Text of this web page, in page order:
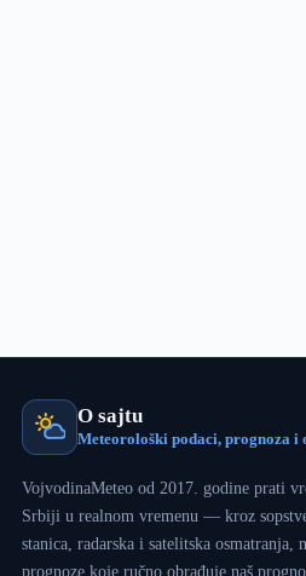
O sajtu
Meteorološki podaci, prognoza i
VojvodinaMeteo od 2017. godine prati
Srbiji u realnom vremenu — kroz
stanica, radarska i satelitska
prognoze koje ručno obrađuje naš